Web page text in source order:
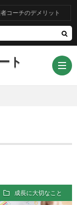
ト
事
覧
ス
ャ
い
ダ
コーチのデメリット
成長に大切なこと